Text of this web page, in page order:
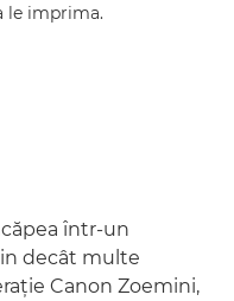
le imprima.
într-un
decât multe
Canon Zoemini,